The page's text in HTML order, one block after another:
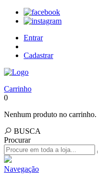
Entrar
Cadastrar
Carrinho
0
Nenhum produto no carrinho.
BUSCA
Procurar
Navegação